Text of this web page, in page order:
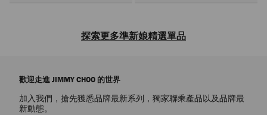
探索更多準新娘精選單品
新娘婚前派對到婚前晚宴，讓您在每個場合都能散發時尚摩登魅力。白色
運動鞋、帽子和托特包爲您裝扮的各個方面都注入夢幻迷人的新娘魅力。
歡迎走進 JIMMY CHOO 的世界
加入我們，搶先獲悉品牌最新系列，獨家聯乘產品以及品牌最
新動態。